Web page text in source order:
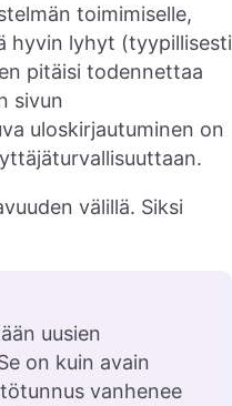
toimimiselle,
hyvin lyhyt (tyypillisesti
pitäisi todennettaa
sivun
uloskirjautuminen on
välillä. Siksi
uusien
on kuin avain
vanhenee